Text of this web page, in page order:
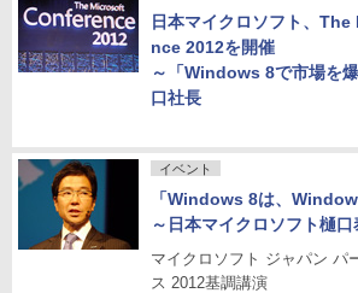
日本マイクロソフト、
nce 2012を開催
～「Windows 8で市場を
口社長
イベント
「Windows 8は、
～日本マイクロソフト樋
マイクロソフト ジャパン パ
ス 2012基調講演